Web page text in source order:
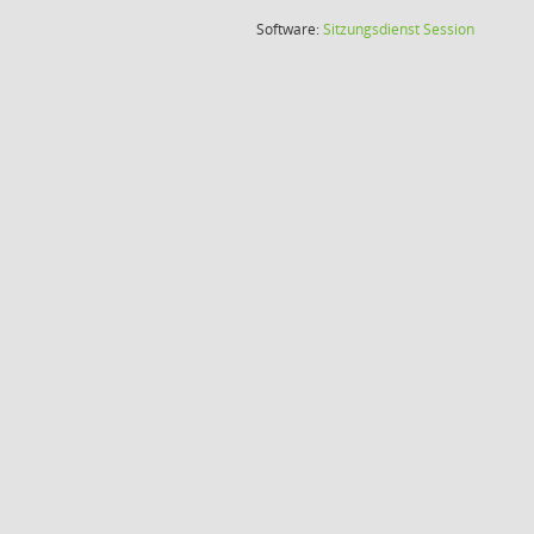
Software:SitzungsdienstSession(Wird in